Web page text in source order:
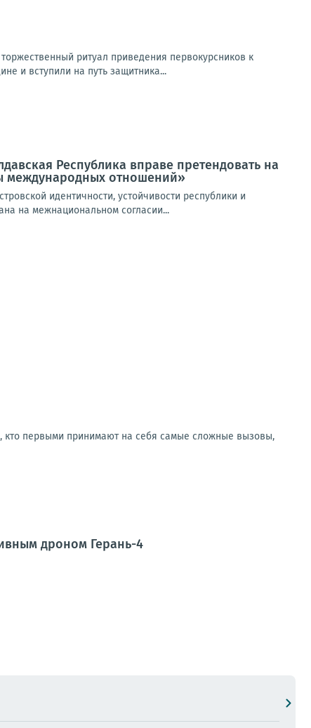
ритуал приведения первокурсников к
и вступили на путь защитника...
Республика вправе претендовать на
международных отношений»
идентичности, устойчивости республики и
на межнациональном согласии...
кто первыми принимают на себя самые сложные вызовы,
дроном Герань-4